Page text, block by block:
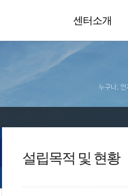
센터소개
누구나, 언
설립목적 및 현황